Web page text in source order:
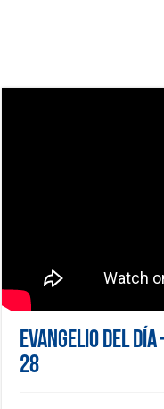
Evangelio del día
28